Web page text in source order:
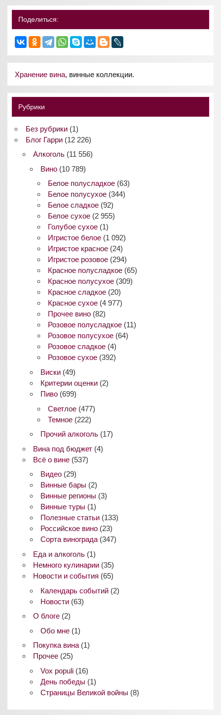
Поделиться:
Хранение вина, винные коллекции.
Рубрики
Без рубрики(1)
Блог Гарри(12 226)
Алкоголь(11 556)
Вино(10 789)
Белое полусладкое (63)
Белое полусухое (344)
Белое сладкое (92)
Белое сухое (2 955)
Голубое сухое (1)
Игристое белое (1 092)
Игристое красное (24)
Игристое розовое (294)
Красное полусладкое (65)
Красное полусухое (309)
Красное сладкое (20)
Красное сухое (4 977)
Прочее вино (82)
Розовое полусладкое (11)
Розовое полусухое (64)
Розовое сладкое (4)
Розовое сухое (392)
Виски(49)
Критерии оценки(2)
Пиво(699)
Светлое (477)
Темное (222)
Прочий алкоголь(17)
Вина под бюджет(4)
Всё о вине(537)
Видео(29)
Винные бары (2)
Винные регионы (3)
Винные туры (1)
Полезные статьи(133)
Российское вино(23)
Сорта винограда(347)
Еда и алкоголь(1)
Немного кулинарии(35)
Новости и события (65)
Календарь событий(2)
Новости(63)
О блоге(2)
Обо мне(1)
Покупка вина(1)
Прочее(25)
Vox populi(16)
День победы (1)
Страницы Великой войны (8)